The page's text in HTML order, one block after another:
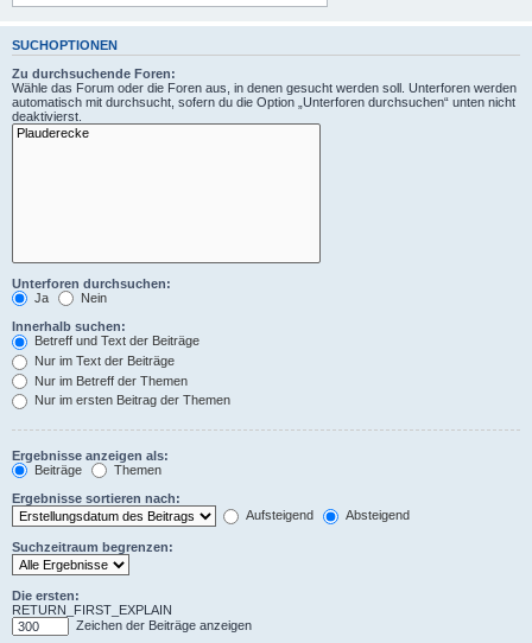
SUCHOPTIONEN
Zu durchsuchende Foren:
Wähle das Forum oder die Foren aus, in denen gesucht werden soll. Unterforen werden
automatisch mit durchsucht, sofern du die Option „Unterforen durchsuchen“ unten nicht
deaktivierst.
Unterforen durchsuchen:
Ja
Nein
Innerhalb suchen:
Betreff und Text der Beiträge
Nur im Text der Beiträge
Nur im Betreff der Themen
Nur im ersten Beitrag der Themen
Ergebnisse anzeigen als:
Beiträge
Themen
Ergebnisse sortieren nach:
Aufsteigend
Absteigend
Suchzeitraum begrenzen:
Die ersten:
RETURN_FIRST_EXPLAIN
Zeichen der Beiträge anzeigen